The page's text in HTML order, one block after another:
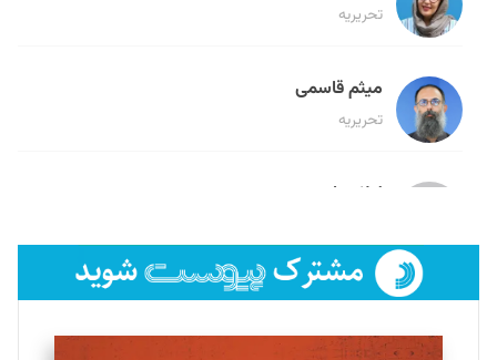
تحریریه
میثم قاسمی
تحریریه
لیلا حنارود
فائزه فتحی رستمی
تحریریه